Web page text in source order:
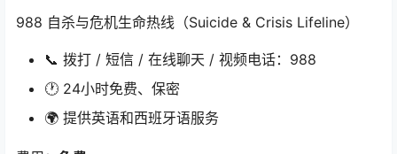
988 自杀与危机生命热线（Suicide & Crisis Lifeline）
📞 拨打 / 短信 / 在线聊天 / 视频电话：988
🕐 24小时免费、保密
🌍 提供英语和西班牙语服务